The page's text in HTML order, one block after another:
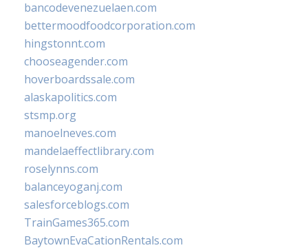
bancodevenezuelaen.com
bettermoodfoodcorporation.com
hingstonnt.com
chooseagender.com
hoverboardssale.com
alaskapolitics.com
stsmp.org
manoelneves.com
mandelaeffectlibrary.com
roselynns.com
balanceyoganj.com
salesforceblogs.com
TrainGames365.com
BaytownEvaCationRentals.com